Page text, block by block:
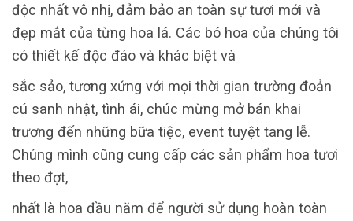
độc nhất vô nhị, đảm bảo an toàn sự tươi mới và
đẹp mắt của từng hoa lá. Các bó hoa của chúng tôi
có thiết kế độc đáo và khác biệt và
sắc sảo, tương xứng với mọi thời gian trường đoản
cú sanh nhật, tình ái, chúc mừng mở bán khai
trương đến những bữa tiệc, event tuyệt tang lễ.
Chúng mình cũng cung cấp các sản phẩm hoa tươi
theo đợt,
nhất là hoa đầu năm để người sử dụng hoàn toàn